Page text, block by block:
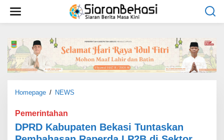
w
Homepage / NEWS
K
Pemerintahan
DPRD Kabupaten Bekasi Tuntaskan